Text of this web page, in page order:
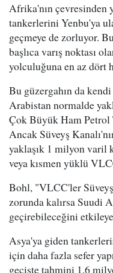
Afrika'nın çevresinden
tankerlerini Yenbu'ya
geçmeye de zorluyor.
başlıca varış noktası
yolculuğuna en az dört
Bu güzergahın da
Arabistan normalde
Çok Büyük Ham
Ancak Süveyş
yaklaşık 1 milyon varil
veya kısmen yüklü
Bohl, "VLCC'ler
zorunda kalırsa Suudi
geçirebileceğini
Asya'ya giden
için daha fazla sefer
geçişte tahmini 1.6